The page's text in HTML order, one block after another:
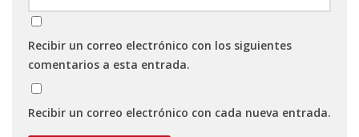
Recibir un correo electrónico con los siguientes
comentarios a esta entrada.
Recibir un correo electrónico con cada nueva entrada.